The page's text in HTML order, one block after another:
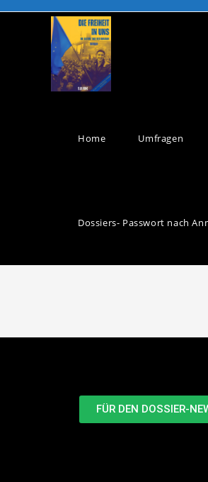
Home Umfragen
Dossiers- Passwort nach
FÜR DEN DOSSIER-